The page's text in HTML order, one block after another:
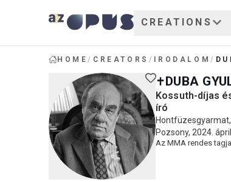
CREATIONS
HOME/ CREATORS / IRODALOM/
DUBA
Kossuth-díjas
író
Pozsony, 2024.
Az MMA rendes